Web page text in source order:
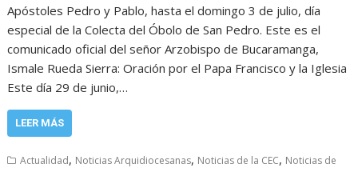
Apóstoles Pedro y Pablo, hasta el domingo 3 de julio, día
especial de la Colecta del Óbolo de San Pedro. Este es el
comunicado oficial del señor Arzobispo de Bucaramanga,
Ismale Rueda Sierra: Oración por el Papa Francisco y la Iglesia
Este día 29 de junio,…
LEER MÁS
Actualidad, Noticias Arquidiocesanas, Noticias de la CEC, Noticias de